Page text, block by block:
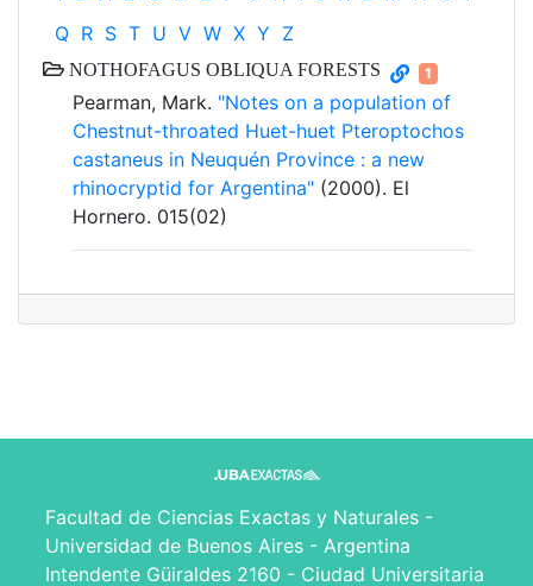
Q R S T U V W X Y Z
NOTHOFAGUS OBLIQUA FORESTS 1
Pearman, Mark. "Notes on a population of
Chestnut-throated Huet-huet Pteroptochos
castaneus in Neuquén Province : a new
rhinocryptid for Argentina" (2000). El
Hornero. 015(02)
Facultad de Ciencias Exactas y Naturales -
Universidad de Buenos Aires - Argentina
Intendente Güiraldes 2160 - Ciudad Universitaria